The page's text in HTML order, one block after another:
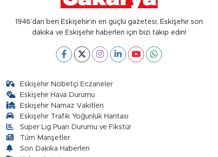
1946’dan beri Eskişehir’in en güçlü gazetesi, Eskişehir son
dakika ve Eskişehir haberleri için bizi takip edin!
Eskişehir Nöbetçi Eczaneler
Eskişehir Hava Durumu
Eskişehir Namaz Vakitleri
Eskişehir Trafik Yoğunluk Haritası
Süper Lig Puan Durumu ve Fikstür
Tüm Manşetler
Son Dakika Haberleri